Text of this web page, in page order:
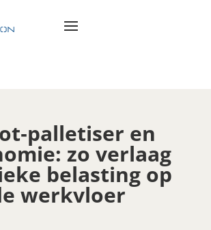
en
zo verlaag
belasting op
werkvloer